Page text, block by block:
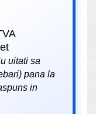
uitati sa
pana la
in